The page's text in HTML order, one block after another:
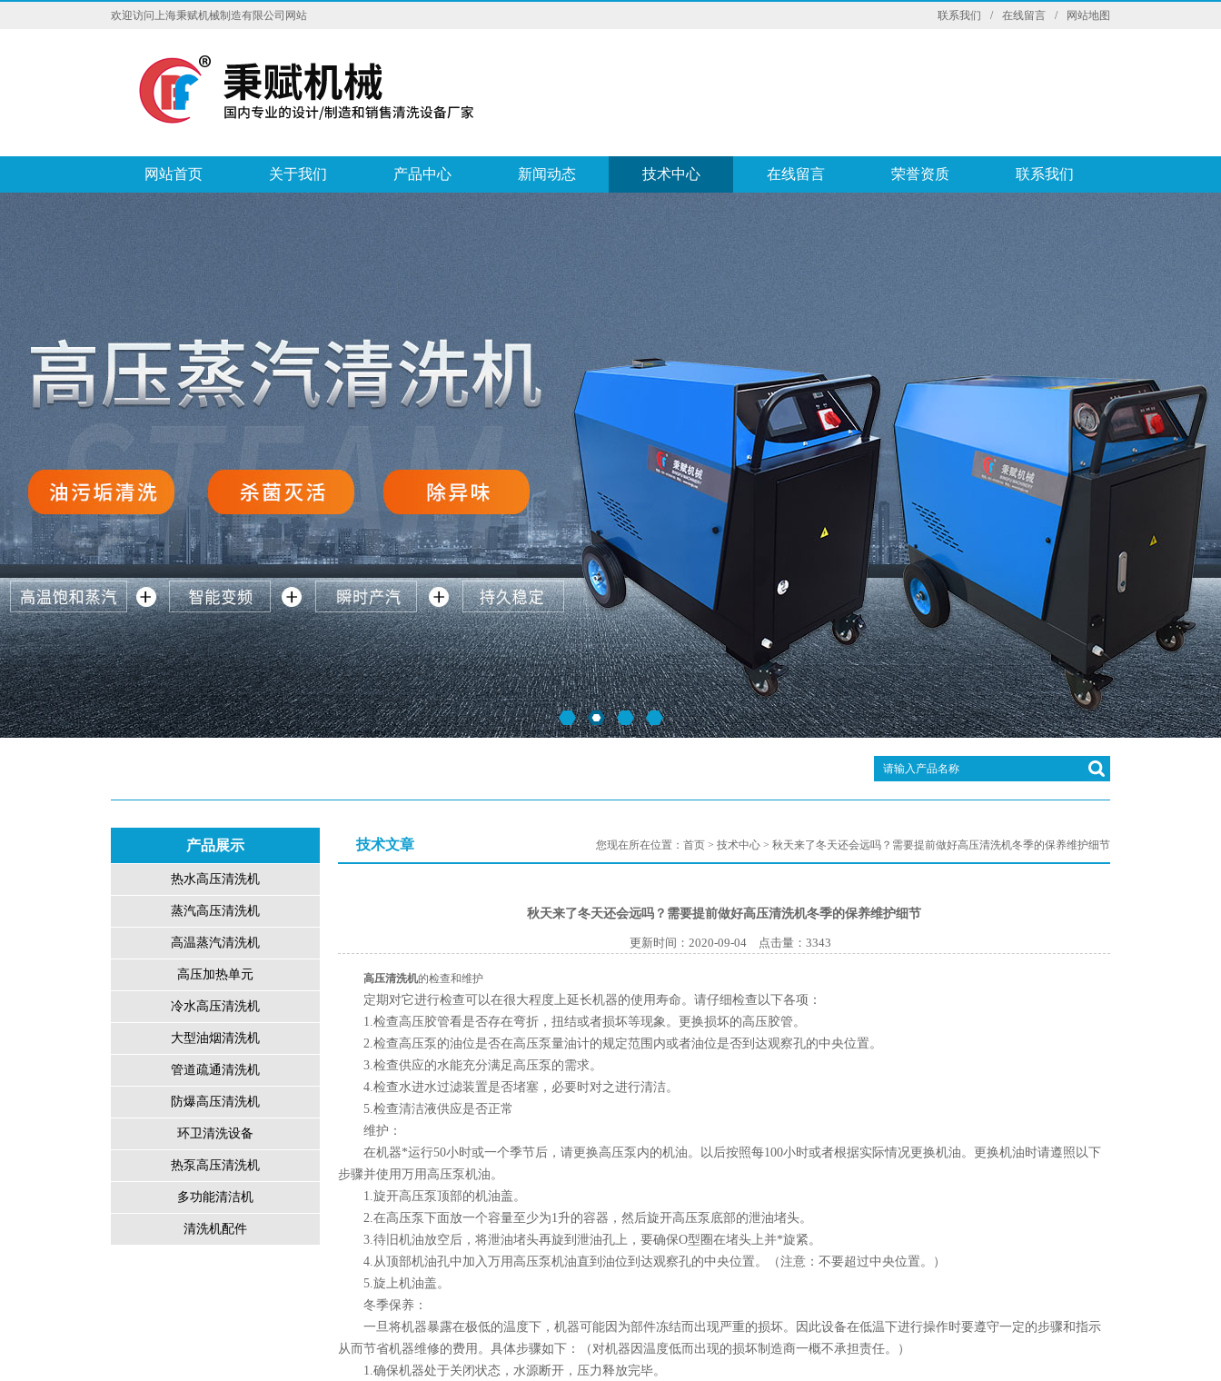
欢迎访问上海秉赋机械制造有限公司网站 联系我们 / 在线留言 / 网站地图
网站首页 关于我们 产品中心 新闻动态 技术中心 在线留言 荣誉资质 联系我们
产品展示
热水高压清洗机
蒸汽高压清洗机
高温蒸汽清洗机
高压加热单元
冷水高压清洗机
大型油烟清洗机
管道疏通清洗机
防爆高压清洗机
环卫清洗设备
热泵高压清洗机
多功能清洁机
清洗机配件
技术文章 您现在所在位置： 首页 > 技术中心 > 秋天来了冬天还会远吗？需要提前做好高压清洗机冬季的保养维护细节
秋天来了冬天还会远吗？需要提前做好高压清洗机冬季的保养维护细节
更新时间：2020-09-04 点击量： 3343
高压清洗机的检查和维护
定期对它进行检查可以在很大程度上延长机器的使用寿命。请仔细检查以下各项：
1.检查高压胶管看是否存在弯折，扭结或者损坏等现象。更换损坏的高压胶管。
2.检查高压泵的油位是否在高压泵量油计的规定范围内或者油位是否到达观察孔的中央位置。
3.检查供应的水能充分满足高压泵的需求。
4.检查水进水过滤装置是否堵塞，必要时对之进行清洁。
5.检查清洁液供应是否正常
维护：
在机器*运行50小时或一个季节后，请更换高压泵内的机油。以后按照每100小时或者根据实际情况更换机油。更换机油时请遵照以下
步骤并使用万用高压泵机油。
1.旋开高压泵顶部的机油盖。
2.在高压泵下面放一个容量至少为1升的容器，然后旋开高压泵底部的泄油堵头。
3.待旧机油放空后，将泄油堵头再旋到泄油孔上，要确保O型圈在堵头上并*旋紧。
4.从顶部机油孔中加入万用高压泵机油直到油位到达观察孔的中央位置。（注意：不要超过中央位置。）
5.旋上机油盖。
冬季保养：
一旦将机器暴露在极低的温度下，机器可能因为部件冻结而出现严重的损坏。因此设备在低温下进行操作时要遵守一定的步骤和指示
从而节省机器维修的费用。具体步骤如下：（对机器因温度低而出现的损坏制造商一概不承担责任。）
1.确保机器处于关闭状态，水源断开，压力释放完毕。